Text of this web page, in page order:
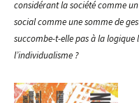
considérant la société comme
social comme une somme de
succombe-t-elle pas à la
l’individualisme ?